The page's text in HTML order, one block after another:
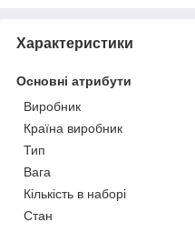
Характеристики
Основні атрибути
Виробник
Країна виробник
Тип
Вага
Кількість в наборі
Стан